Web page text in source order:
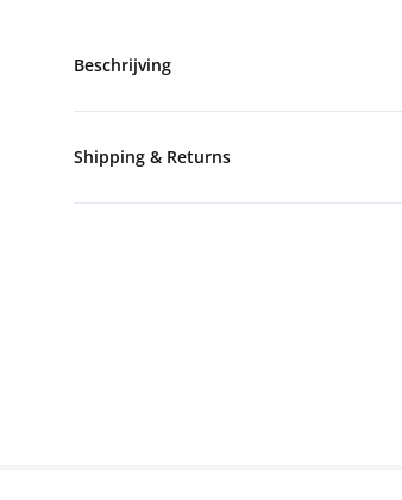
Beschrijving
Shipping & Returns